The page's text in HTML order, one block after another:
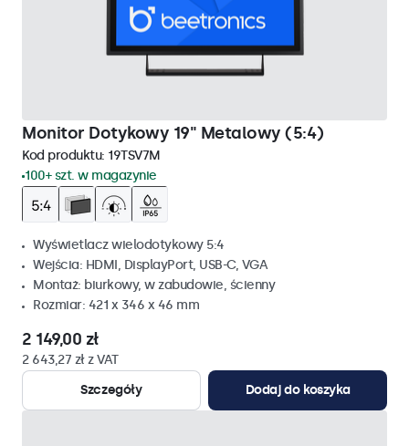
Monitor Dotykowy 19" Metalowy (5:4)
Kod produktu: 19TSV7M
100+ szt. w magazynie
Wyświetlacz wielodotykowy 5:4
Wejścia: HDMI, DisplayPort, USB-C, VGA
Montaż: biurkowy, w zabudowie, ścienny
Rozmiar: 421 x 346 x 46 mm
2 149,00 zł
2 643,27 zł z VAT
Szczegóły
Dodaj do koszyka